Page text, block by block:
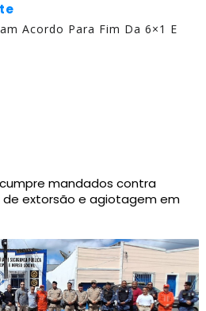
Acordo Para Fim Da 6×1 E
mandados contra
extorsão e agiotagem em